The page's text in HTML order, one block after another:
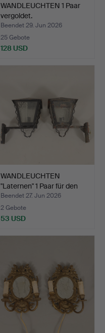
WANDLEUCHTEN 1 Paar
vergoldet.
Beendet 29. Jun 2026
25 Gebote
128 USD
WANDLEUCHTEN
"Laternen" 1 Paar für den
Auß…
Beendet 27. Jun 2026
2 Gebote
53 USD